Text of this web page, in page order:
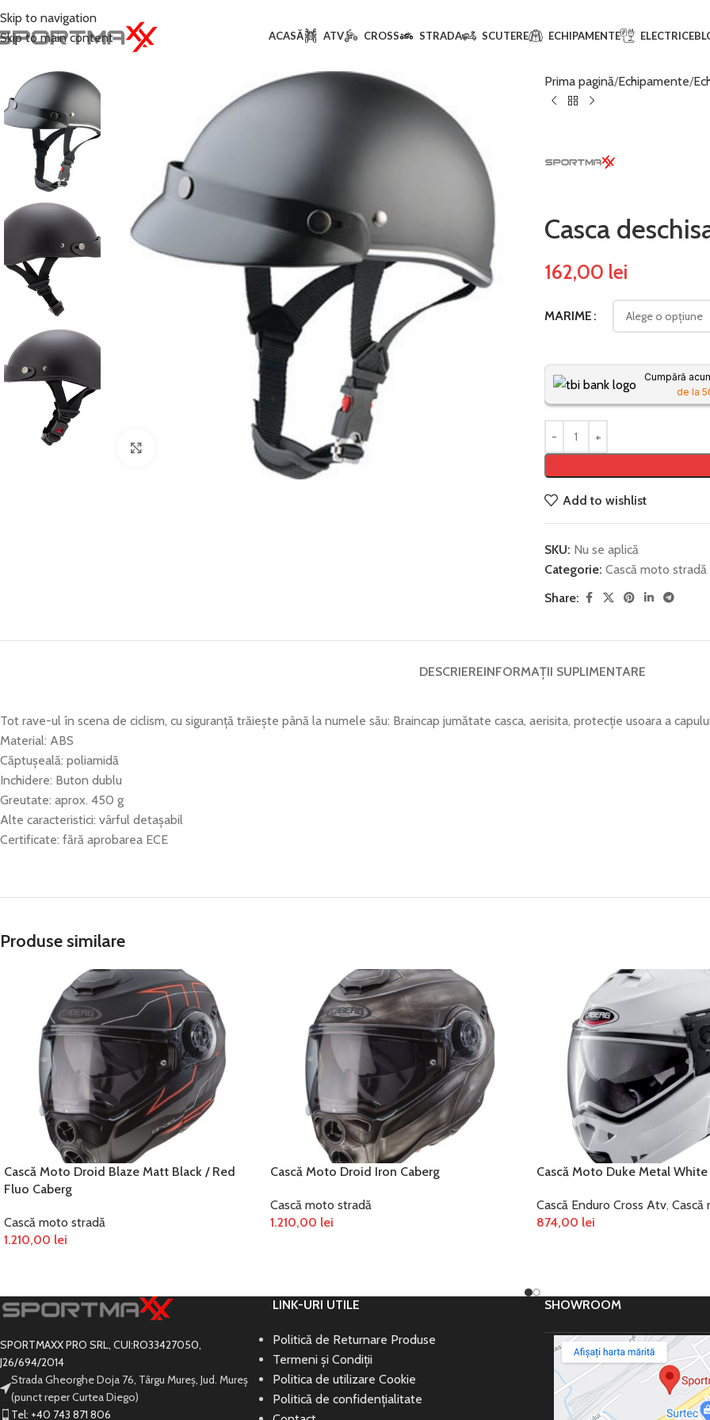
Skip to navigation
Skip to main content
ACASĂ ATV CROSS STRADA SCUTERE ECHIPAMENTE ELECTRICE
Prima pagină Echipamente
Casca
162,00 lei
MARIME
Cumpără
de la
Add to wishlist
SKU: Nu se aplică
Categorie: Cască moto stradă
Share:
DESCRIEREINFORMAȚII SUPLIMENTARE
Tot rave-ul în scena de ciclism, cu siguranță trăiește până la numele său: Braincap jumătate casca, aerisita, protecție usoara a
Material: ABS
Căptușeală: poliamidă
Inchidere: Buton dublu
Greutate: aprox. 450 g
Alte caracteristici: vârful detașabil
Certificate: fără aprobarea ECE
Produse similare
Cască Moto Droid Blaze Matt Black / Red
Fluo Caberg
Cască moto stradă
1.210,00 lei
Cască Moto Droid Iron Caberg
Cască moto stradă
1.210,00 lei
Cască Moto Duke Metal White
Cască Enduro Cross Atv, Cască
874,00 lei
SPORTMAXX PRO SRL, CUI:RO33427050,
J26/694/2014
Strada Gheorghe Doja 76, Târgu Mureș, Jud. Mureș
(punct reper Curtea Diego)
Tel: +40 743 871 806
LINK-URI UTILE
Politică de Returnare Produse
Termeni și Condiții
Politica de utilizare Cookie
Politică de confidențialitate
SHOWROOM